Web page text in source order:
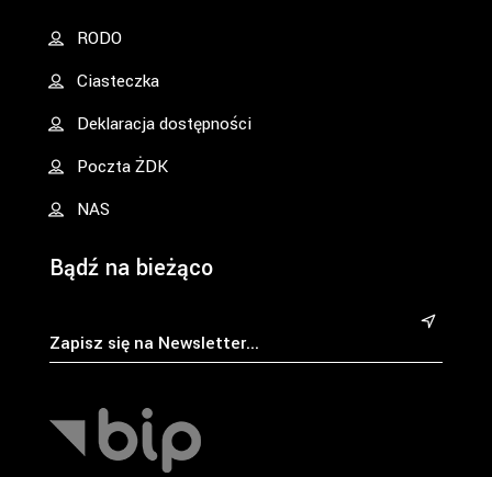
RODO
Ciasteczka
Deklaracja dostępności
Poczta ŻDK
NAS
Bądź na bieżąco
&